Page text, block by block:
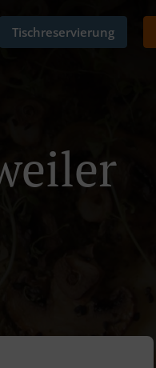
Tischreservierung